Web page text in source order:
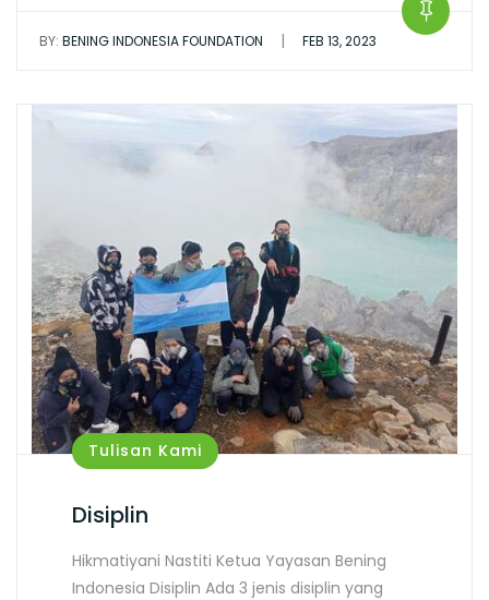
BY: BENING INDONESIA FOUNDATION | FEB 13, 2023
Tulisan Kami
Disiplin
Hikmatiyani Nastiti Ketua Yayasan Bening
Indonesia Disiplin Ada 3 jenis disiplin yang